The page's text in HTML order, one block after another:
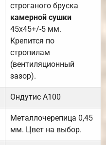
строганого бруска
камерной сушки
45х45+/-5 мм.
Крепится по
стропилам
(вентиляционный
зазор).
Ондутис А100
Металлочерепица 0,45
мм. Цвет на выбор.